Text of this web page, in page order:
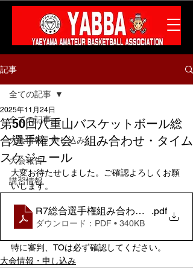
記事
全ての記事
大会情報・申し込み
大会報告
講習情報
全ての記事
第50回八重山バスケットボール総
合選手権大会 組み合わせ・タイム
スケジュール
2025年11月24日
大変お待たせしました。ご確認よろしくお願
いします。
R7総合選手権組み合わせ・タイムス
.pdf
ダウンロード：PDF • 340KB
特に審判、TOは必ず確認してください。
大会情報・申し込み